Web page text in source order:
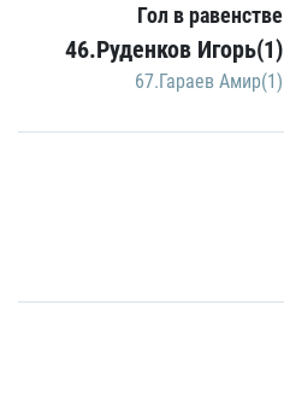
Гол в равенстве
46.Руденков Игорь(1)
67.Гараев Амир(1)